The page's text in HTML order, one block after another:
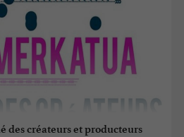
des créateurs et producteurs